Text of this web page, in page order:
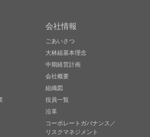
会社情報
ごあいさつ
大林組基本理念
中期経営計画
会社概要
組織図
役員一覧
沿革
コーポレートガバナンス／
リスクマネジメント